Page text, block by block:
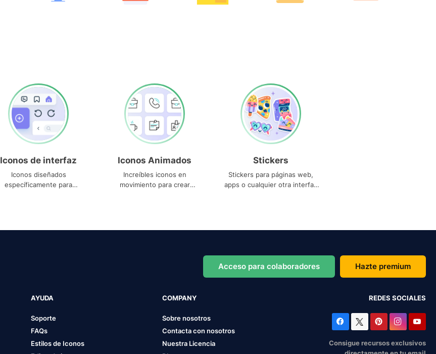
Iconos de interfaz
Iconos diseñados
específicamente para
Iconos Animados
Increíbles iconos en
movimiento para crear
Stickers
Stickers para páginas web,
apps o cualquier otra interfaz
Acceso para colaboradores Hazte premium
AYUDA
Soporte
FAQs
Estilos de Iconos
COMPANY
Sobre nosotros
Contacta con nosotros
Nuestra Licencia
REDES SOCIALES
Consigue recursos exclusivos